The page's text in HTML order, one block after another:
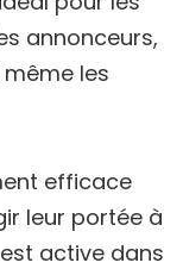
annonceurs,
les
efficace
leur portée à
active dans